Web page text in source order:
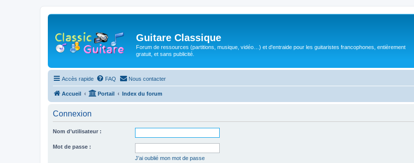
Guitare Classique
Forum de ressources (partitions, musique, vidéo…) et d'entraide pour les guitaristes francophones, entièrement
gratuit, et sans publicité.
Accès rapide FAQ Nous contacter
Accueil Portail Index du forum
Connexion
Nom d’utilisateur :
Mot de passe :
J’ai oublié mon mot de passe